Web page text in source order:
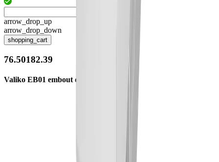
arrow_drop_up
arrow_drop_down
shopping_cart
76.50182.39
Valiko EB01 embout de fermeture